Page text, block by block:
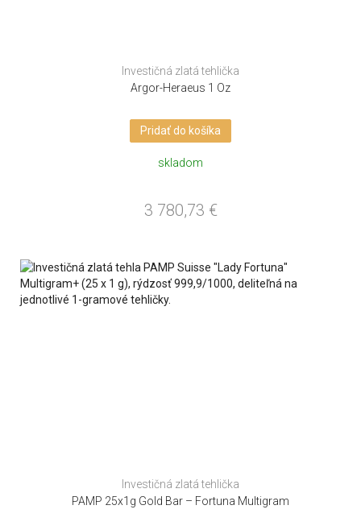
Investičná zlatá tehlička
Argor-Heraeus 1 Oz
Pridať do košíka
skladom
3 780,73 €
Investičná zlatá tehlička
PAMP 25x1g Gold Bar – Fortuna Multigram